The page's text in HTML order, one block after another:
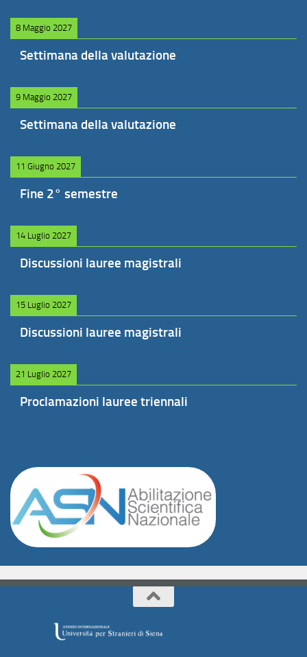
8 Maggio 2027
Settimana della valutazione
9 Maggio 2027
Settimana della valutazione
11 Giugno 2027
Fine 2° semestre
14 Luglio 2027
Discussioni lauree magistrali
15 Luglio 2027
Discussioni lauree magistrali
21 Luglio 2027
Proclamazioni lauree triennali